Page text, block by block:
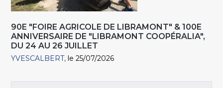
90E "FOIRE AGRICOLE DE LIBRAMONT" & 100E
ANNIVERSAIRE DE "LIBRAMONT COOPÉRALIA",
DU 24 AU 26 JUILLET
YVESCALBERT le 25/07/2026